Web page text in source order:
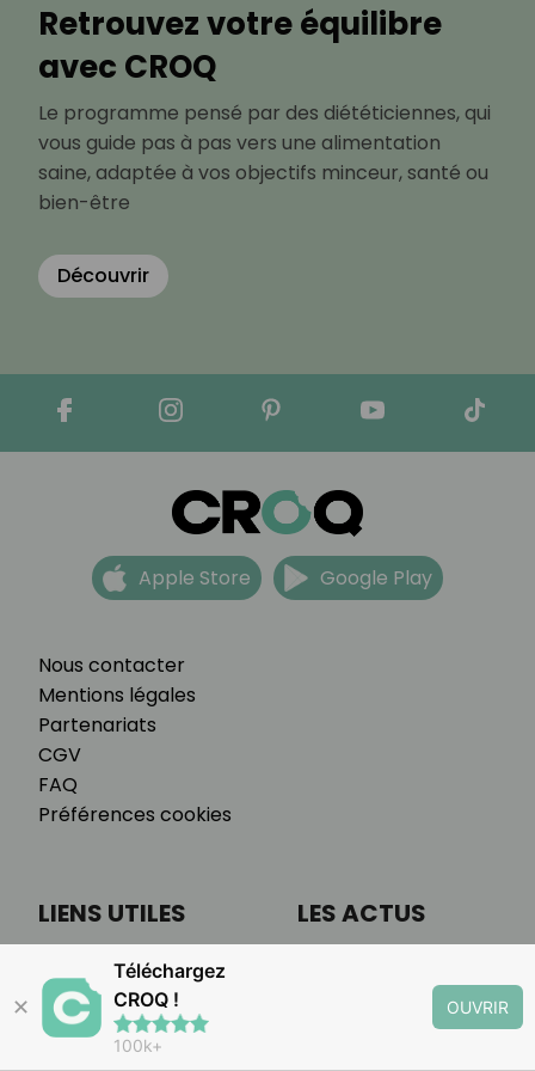
Retrouvez votre équilibre
avec CROQ
Le programme pensé par des diététiciennes, qui
vous guide pas à pas vers une alimentation
saine, adaptée à vos objectifs minceur, santé ou
bien-être
Découvrir
Nous contacter
Mentions légales
Partenariats
CGV
FAQ
Préférences cookies
Apple Store Google Play
LIENS UTILES
Programme
Tarifs
LES ACTUS
✕
Téléchargez
CROQ !
100k+
OUVRIR